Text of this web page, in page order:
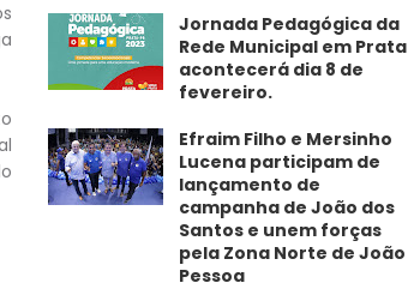
Jornada Pedagógica da
Rede Municipal em Prata
acontecerá dia 8 de
fevereiro.
Efraim Filho e Mersinho
Lucena participam de
lançamento de
campanha de João dos
Santos e unem forças
pela Zona Norte de João
Pessoa